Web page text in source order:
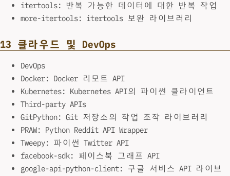
itertools: 반복 가능한 데이터에 대한 반복 작업
more-itertools: itertools 보완 라이브러리
13 클라우드 및 DevOps
DevOps
Docker: Docker 리모트 API
Kubernetes: Kubernetes API의 파이썬 클라이언트
Third-party APIs
GitPython: Git 저장소의 작업 조작 라이브러리
PRAW: Python Reddit API Wrapper
Tweepy: 파이썬 Twitter API
facebook-sdk: 페이스북 그래프 API
google-api-python-client: 구글 서비스 API 라이브